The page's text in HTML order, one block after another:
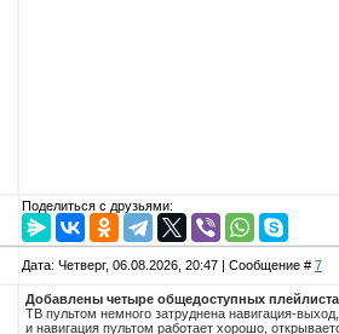
Поделиться с друзьями:
Дата: Четверг, 06.08.2026, 20:47 | Сообщение # 7
Добавлены четыре общедоступных
ТВ пультом немного затруднена навигация-
и навигация пультом работает хорошо,